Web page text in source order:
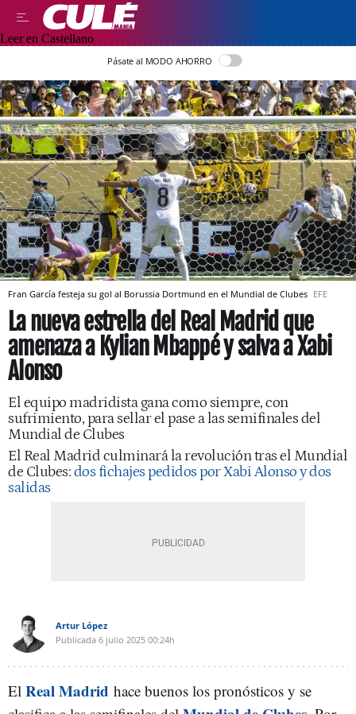
Leer en Castellano
Pásate al MODO AHORRO
Fran García festeja su gol al Borussia Dortmund en el Mundial de Clubes EFE
La nueva estrella del Real Madrid que
amenaza a Kylian Mbappé y salva a Xabi
Alonso
El equipo madridista gana como siempre, con
sufrimiento, para sellar el pase a las semifinales del
Mundial de Clubes
El Real Madrid culminará la revolución tras el Mundial
de Clubes:dos fichajes pedidos por Xabi Alonso y dos
salidas
Artur López
Publicada 6 julio 2025 00:24h
El Real Madrid hace buenos los pronósticos y se